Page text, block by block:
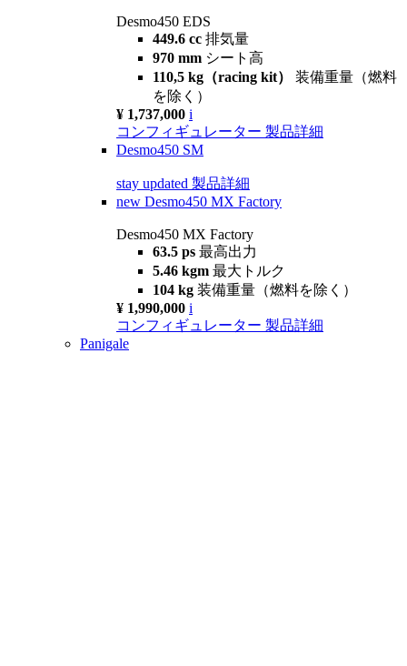
Desmo450 EDS
449.6 cc 排気量
970 mm シート高
110,5 kg（racing kit） 装備重量（燃料
を除く）
¥ 1,737,000 i
コンフィギュレーター 製品詳細
Desmo450 SM
stay updated 製品詳細
new Desmo450 MX Factory
Desmo450 MX Factory
63.5 ps 最高出力
5.46 kgm 最大トルク
104 kg 装備重量（燃料を除く）
¥ 1,990,000 i
コンフィギュレーター 製品詳細
Panigale